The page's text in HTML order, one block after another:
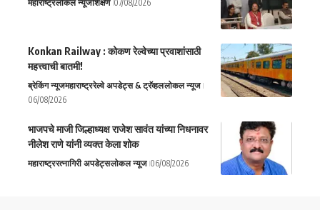
महाराष्ट्रलोकल न्यूजशिक्षण 07/08/2026
Konkan Railway : कोकण रेल्वेच्या प्रवाशांसाठी
महत्त्वाची बातमी!
ब्रेकिंग न्यूजमहाराष्ट्ररेल्वे अपडेट्स & ट्रॅव्हललोकल न्यूज
06/08/2026
भाजपचे माजी जिल्हाध्यक्ष राजेश सावंत यांच्या निधनावर
नीलेश राणे यांनी व्यक्त केला शोक
महाराष्ट्ररत्नागिरी अपडेट्सलोकल न्यूज 06/08/2026